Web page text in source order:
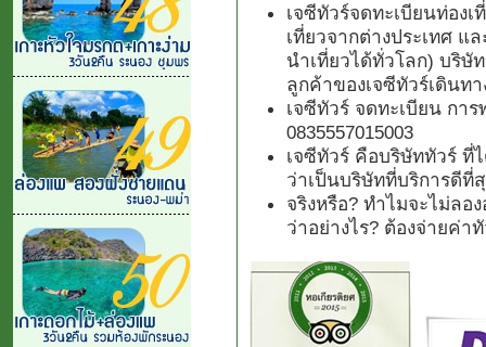
เจซีทัวร์จดทะเบียนท่องเ
เที่ยวจากต่างประเทศ แ
นำเที่ยวได้ทั่วโลก) บริษั
ลูกค้าของเจซีทัวร์เดินทา
เจซีทัวร์ จดทะเบียน กา
0835557015003
เจซีทัวร์ คือบริษัททัวร์ ที่
ว่าเป็นบริษัทที่บริการดีที่
จริงหรือ? ทำไมจะไม่ลอ
ว่าอย่างไร? ต้องจ่ายค่